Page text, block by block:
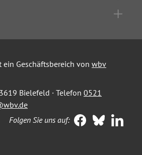
ein Geschäftsbereich von wbv
Bielefeld · Telefon 0521
Folgen Sie uns auf: